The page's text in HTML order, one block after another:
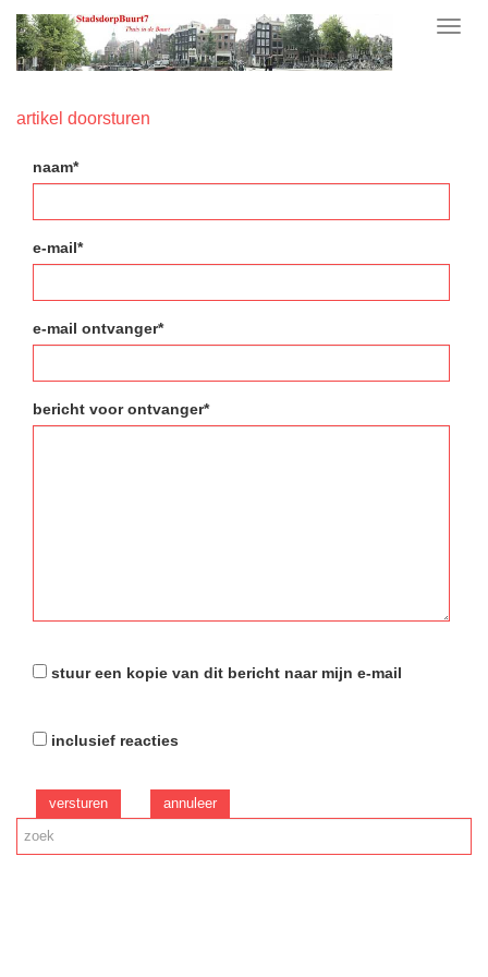
artikel doorsturen
naam*
e-mail*
e-mail ontvanger*
bericht voor ontvanger*
stuur een kopie van dit bericht naar mijn e-mail
inclusief reacties
versturen